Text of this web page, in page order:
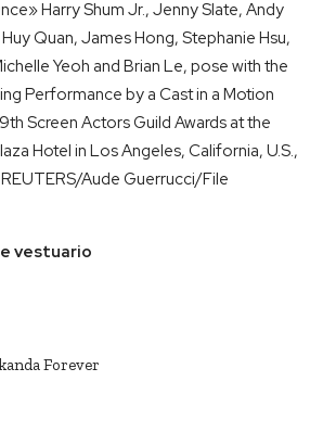
Harry Shum Jr., Jenny Slate, Andy
Quan, James Hong, Stephanie Hsu,
Yeoh and Brian Le, pose with the
Performance by a Cast in a Motion
Screen Actors Guild Awards at the
Hotel in Los Angeles, California, U.S.,
Aude Guerrucci/File
vestuario
Forever